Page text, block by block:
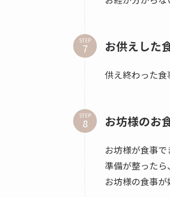
STEP お供えした
供え終わった食
STEP お坊様のお
お坊様が食事で
準備が整ったら
お坊様の食事が